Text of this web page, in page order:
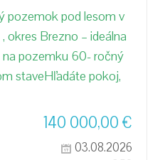
pozemok pod lesom v
okres Brezno – ideálna
na pozemku 60- ročný
staveHľadáte pokoj,
140 000,00€
03.08.2026